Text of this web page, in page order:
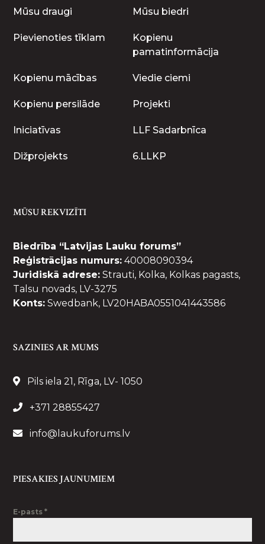
Mūsu draugi Mūsu biedri
Pievienoties tīklam
Kopienu
pamatinformācija
Kopienu mācības Viedie ciemi
Kopienu persilāde Projekti
Iniciatīvas LLF Sadarbnīca
Dižprojekts 6.LLKP
MŪSU REKVIZĪTI
Biedrība “Latvijas Lauku forums”
Reģistrācijas numurs: 40008090394
Juridiskā adrese: Strauti, Kolka, Kolkas pagasts,
Talsu novads, LV-3275
Konts: Swedbank, LV20HABA0551041443586
SAZINIES AR MUMS
Pils iela 21, Rīga, LV- 1050
+371 28855427
info@laukuforums.lv
PIESAKIES JAUNUMIEM
E-pasts*